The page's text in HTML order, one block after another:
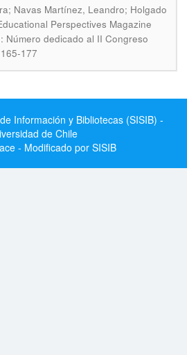
Navas Martínez, Leandro; Holgado
Perspectives Magazine
Número dedicado al II Congreso
177
Información y Bibliotecas (SISIB) -
de Chile
- Modificado por SISIB